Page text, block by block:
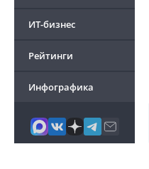
ИТ-бизнес
Рейтинги
Инфографика